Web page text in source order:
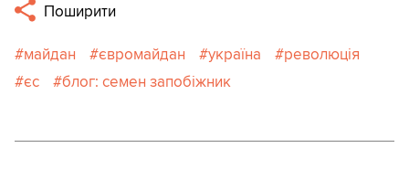
Поширити
майдан євромайдан україна
революція
єс
блог: семен запобіжник